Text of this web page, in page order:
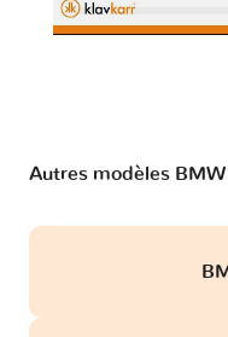
Autres modèles